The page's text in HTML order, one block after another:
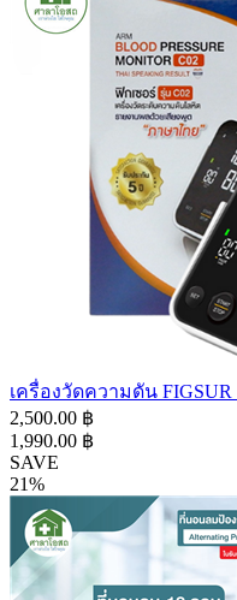
เครื่องวัดความดัน
2,500.00 ฿
1,990.00 ฿
SAVE
21%